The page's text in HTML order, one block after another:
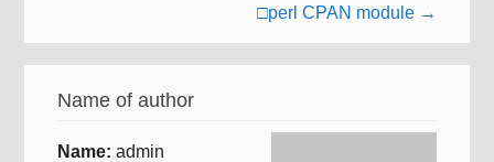
□perl CPAN module →
Name of author
Name:admin